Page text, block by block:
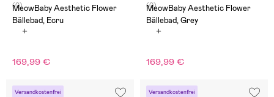
(0)
MeowBaby Aesthetic Flower
Bällebad, Ecru
169,99 €
(0)
MeowBaby Aesthetic Flower
Bällebad, Grey
169,99 €
Versandkostenfrei Versandkostenfrei